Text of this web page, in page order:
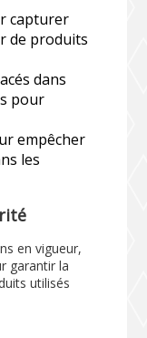
capturer
de produits
dans
pour
empêcher
les
en vigueur,
garantir la
utilisés